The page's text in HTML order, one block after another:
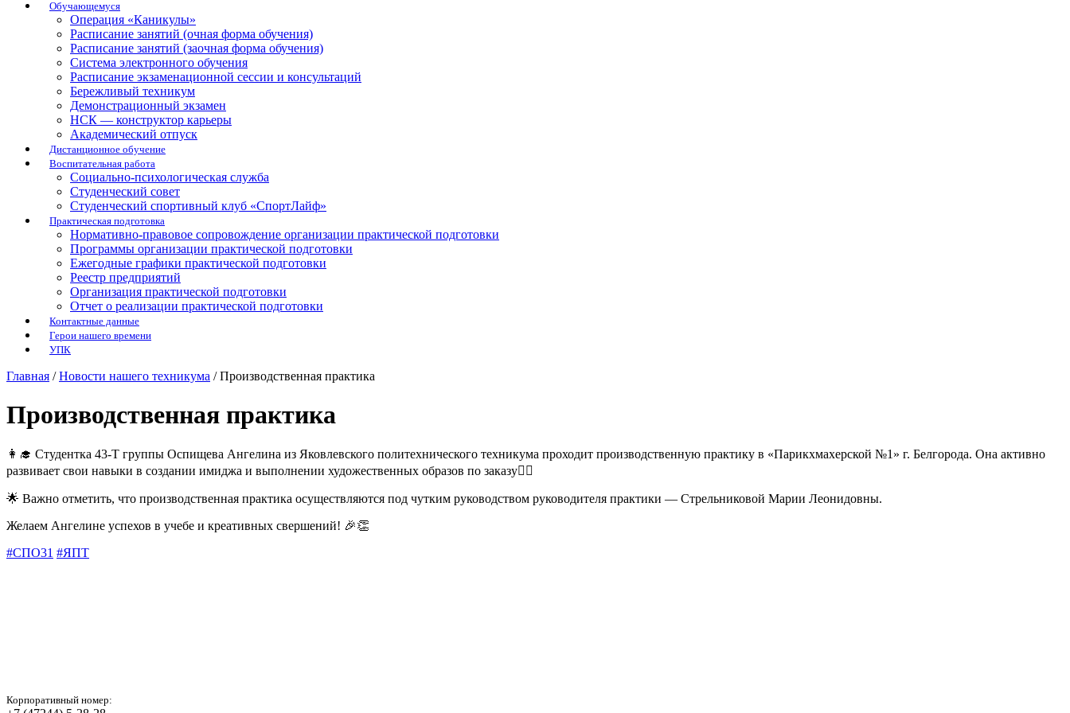
Обучающемуся
Операция «Каникулы»
Расписание занятий (очная форма обучения)
Расписание занятий (заочная форма обучения)
Система электронного обучения
Расписание экзаменационной сессии и консультаций
Бережливый техникум
Демонстрационный экзамен
НСК — конструктор карьеры
Академический отпуск
Дистанционное обучение
Воспитательная работа
Социально-психологическая служба
Студенческий совет
Студенческий спортивный клуб «СпортЛайф»
Практическая подготовка
Нормативно-правовое сопровождение организации практической подготовки
Программы организации практической подготовки
Ежегодные графики практической подготовки
Реестр предприятий
Организация практической подготовки
Отчет о реализации практической подготовки
Контактные данные
Герои нашего времени
УПК
Главная /Новости нашего техникума / Производственная практика
Производственная практика
👩‍🎓 Студентка 43-Т группы Оспищева Ангелина из Яковлевского политехнического техникума проходит производственную практику в «Парикхмахерской №1» г. Белгорода. Она активно
развивает свои навыки в создании имиджа и выполнении художественных образов по заказу💇‍♀
🌟 Важно отметить, что производственная практика осуществляются под чутким руководством руководителя практики — Стрельниковой Марии Леонидовны.
Желаем Ангелине успехов в учебе и креативных свершений! 🎉👏
#СПО31 #ЯПТ
Корпоративный номер: